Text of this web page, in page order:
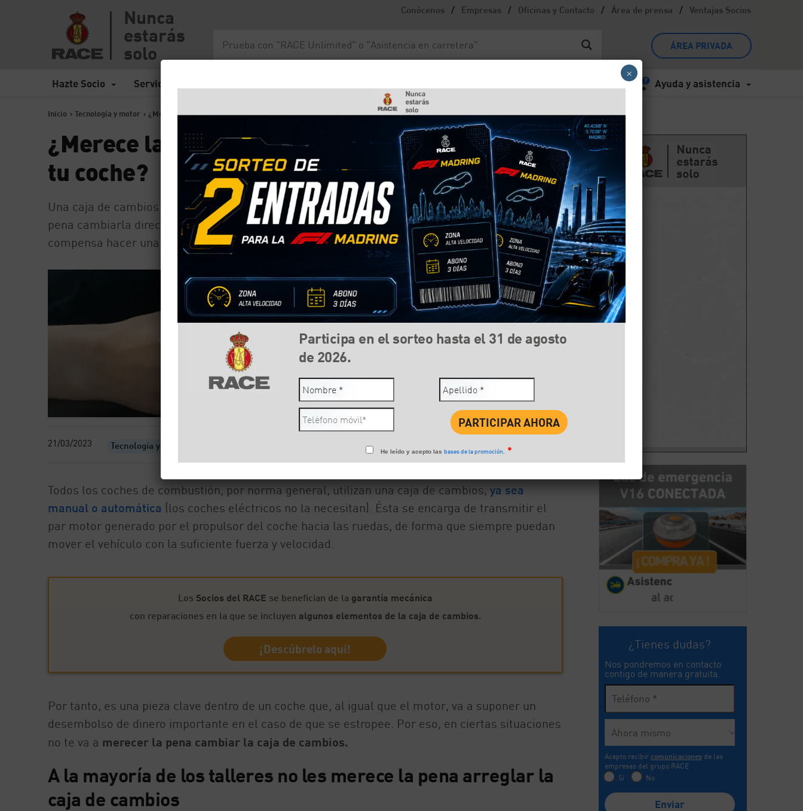
Conócenos / Empresas / Oficinas y Contacto / Área de prensa / Ventajas Socios
Nunca
estarás
solo
ÁREA PRIVADA
Hazte Socio Servicios Ayuda y asistencia
Inicio > Tecnología y motor > ¿Merece la pena cambiar la caja de cambios de tu coche?
¿Merece la pena cambiar la caja de cambios de
tu coche?
Una caja de cambios estropeada es una pieza cara de arreglar. En ocasiones te va a merecer la
pena cambiarla directamente por una nueva. En este artículo te explicamos cuándo te
compensa hacer una cosa u otra.
21/03/2023 Tecnología y motor
Todos los coches de combustión, por norma general, utilizan una caja de cambios, ya sea
manual o automática (los coches eléctricos no la necesitan). Ésta se encarga de transmitir el
par motor generado por el propulsor del coche hacia las ruedas, de forma que siempre puedan
mover el vehículo con la suficiente fuerza y velocidad.
Los Socios del RACE se benefician de la garantía mecánica
con reparaciones en la que se incluyen algunos elementos de la caja de cambios.
¡Descúbrelo aquí!
Por tanto, es una pieza clave dentro de un coche que, al igual que el motor, va a suponer un
desembolso de dinero importante en el caso de que se estropee. Por eso, en ciertas situaciones
no te va a merecer la pena cambiar la caja de cambios.
A la mayoría de los talleres no les merece la pena arreglar la
caja de cambios
¿Tienes dudas?
Nos pondremos en contacto
contigo de manera gratuita.
Acepto recibir comunicaciones de las
empresas del grupo RACE
Sí
No
Participa en el sorteo hasta el 31 de agosto
de 2026.
He leído y acepto lasbases de la promoción. *
×